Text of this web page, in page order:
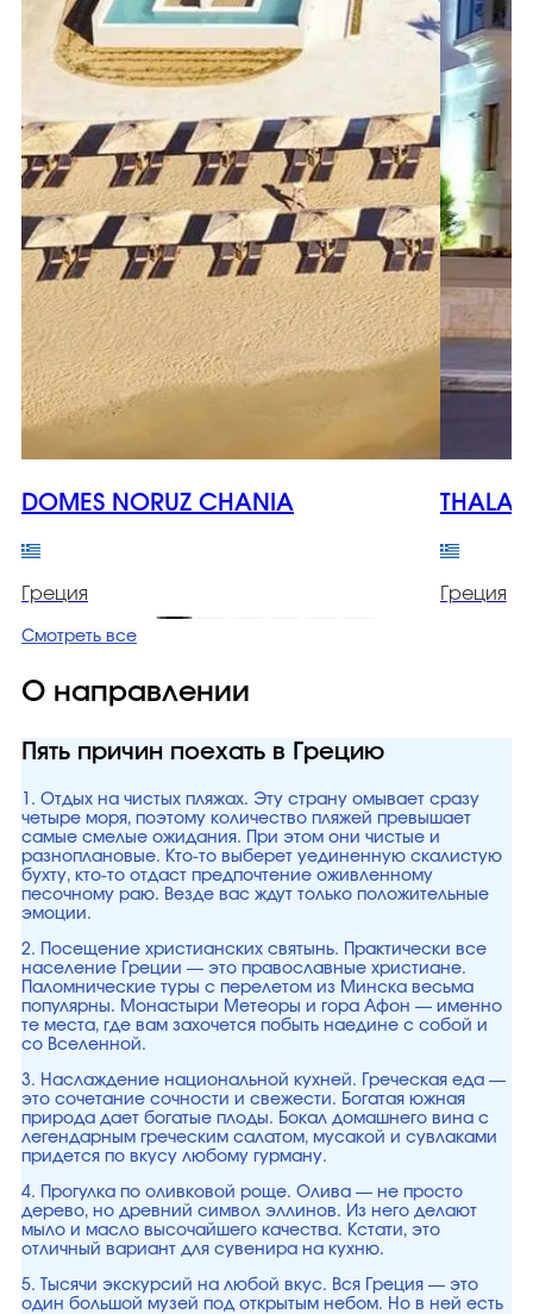
DOMES NORUZ CHANIA
Греция Греция
Смотреть все
О направлении
Пять причин поехать в Грецию
1. Отдых на чистых пляжах. Эту страну омывает сразу
четыре моря, поэтому количество пляжей превышает
самые смелые ожидания. При этом они чистые и
разноплановые. Кто-то выберет уединенную скалистую
бухту, кто-то отдаст предпочтение оживленному
песочному раю. Везде вас ждут только положительные
эмоции.
2. Посещение христианских святынь. Практически все
население Греции — это православные христиане.
Паломнические туры с перелетом из Минска весьма
популярны. Монастыри Метеоры и гора Афон — именно
те места, где вам захочется побыть наедине с собой и
со Вселенной.
3. Наслаждение национальной кухней. Греческая еда —
это сочетание сочности и свежести. Богатая южная
природа дает богатые плоды. Бокал домашнего вина с
легендарным греческим салатом, мусакой и сувлаками
придется по вкусу любому гурману.
4. Прогулка по оливковой роще. Олива — не просто
дерево, но древний символ эллинов. Из него делают
мыло и масло высочайшего качества. Кстати, это
отличный вариант для сувенира на кухню.
5. Тысячи экскурсий на любой вкус. Вся Греция — это
один большой музей под открытым небом. Но в ней есть